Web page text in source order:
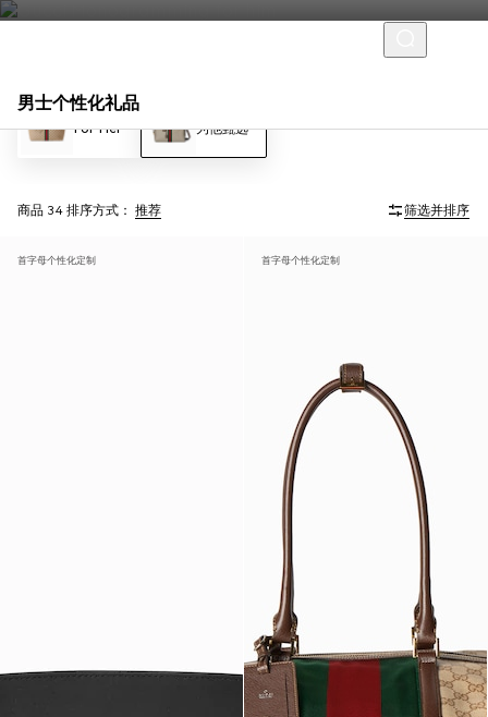
男士个性化礼品
For Her 为他甄选
商品 34 排序方式： 推荐 筛选并排序
首字母个性化定制 首字母个性化定制